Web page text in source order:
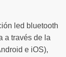
led bluetooth
a través de la
e iOS),